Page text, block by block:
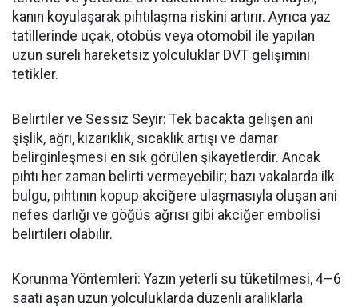
kanın koyulaşarak pıhtılaşma riskini artırır. Ayrıca yaz
tatillerinde uçak, otobüs veya otomobil ile yapılan
uzun süreli hareketsiz yolculuklar DVT gelişimini
tetikler.
Belirtiler ve Sessiz Seyir: Tek bacakta gelişen ani
şişlik, ağrı, kızarıklık, sıcaklık artışı ve damar
belirginleşmesi en sık görülen şikayetlerdir. Ancak
pıhtı her zaman belirti vermeyebilir; bazı vakalarda ilk
bulgu, pıhtının kopup akciğere ulaşmasıyla oluşan ani
nefes darlığı ve göğüs ağrısı gibi akciğer embolisi
belirtileri olabilir.
Korunma Yöntemleri: Yazın yeterli su tüketilmesi, 4–6
saati aşan uzun yolculuklarda düzenli aralıklarla